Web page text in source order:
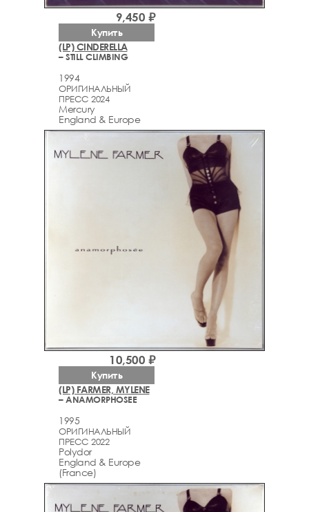
(LP) CINDERELLA
– STILL CLIMBING
1994
ОРИГИНАЛЬНЫЙ
ПРЕСС 2024
Mercury
England & Europe
9,450 ₽
Купить
(LP) FARMER, MYLENE
– ANAMORPHOSEE
1995
ОРИГИНАЛЬНЫЙ
ПРЕСС 2022
Polydor
England & Europe
(France)
10,500 ₽
Купить